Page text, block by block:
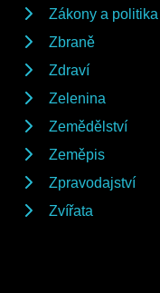
Zákony a politika
Zbraně
Zdraví
Zelenina
Zemědělství
Zeměpis
Zpravodajství
Zvířata